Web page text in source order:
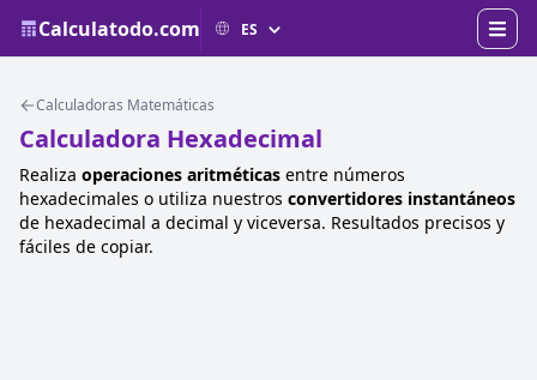
Calculatodo.com
Calculadoras Matemáticas
Calculadora Hexadecimal
Realiza operaciones aritméticas entre números
hexadecimales o utiliza nuestros convertidores instantáneos
de hexadecimal a decimal y viceversa. Resultados precisos y
fáciles de copiar.